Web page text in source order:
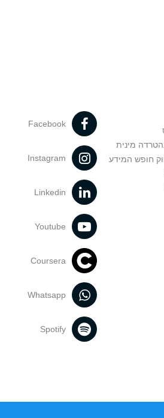
מינית
חופש המידע
Facebook
Instagram
Linkedin
Youtube
Coursera
Whatsapp
Spotify